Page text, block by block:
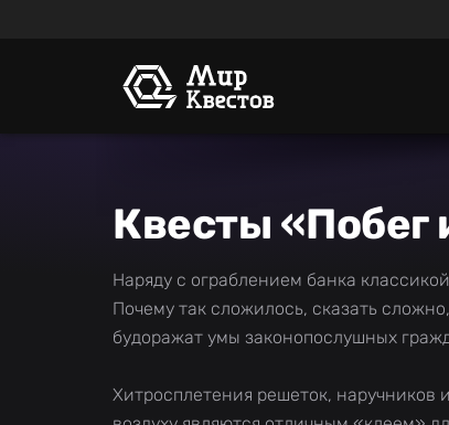
Квесты «Побег
Наряду с ограблением банка
Почему так сложилось, сказать
будоражат умы законопослушных
Хитросплетения решеток,